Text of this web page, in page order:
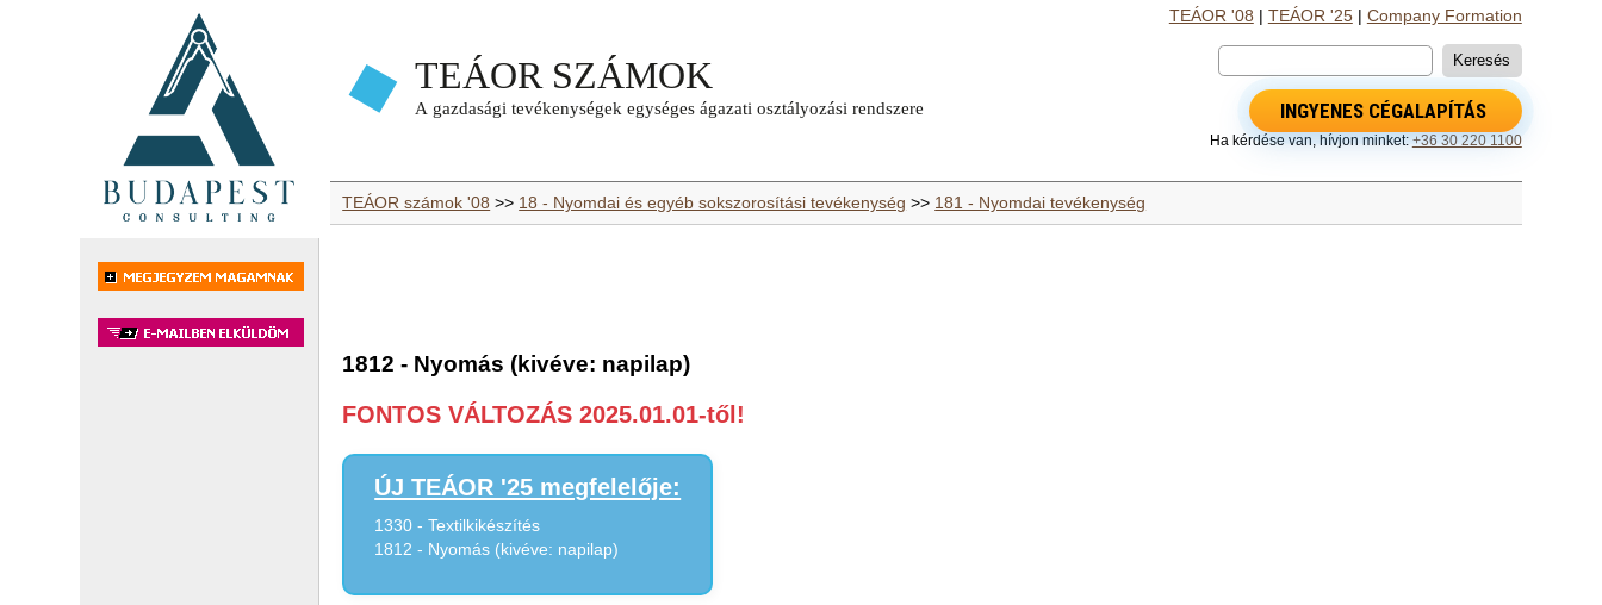
TEÁOR '08 TEÁOR '25| Company Formation
INGYENES CÉGALAPÍTÁS
Ha kérdése van, hívjon minket: +36 30 220 1100
TEÁOR számok '08 >> 18 - Nyomdai és egyéb sokszorosítási tevékenység >> 181 - Nyomdai tevékenység
1812 - Nyomás (kivéve: napilap)
FONTOS VÁLTOZÁS 2025.01.01-től!
ÚJ TEÁOR '25 megfelelője:
1330 - Textilkikészítés
1812 - Nyomás (kivéve: napilap)